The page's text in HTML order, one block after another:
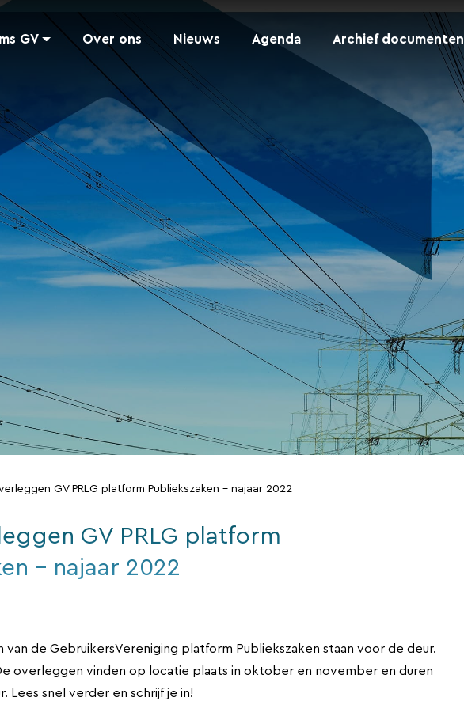
GV Over ons Nieuws Agenda Archief documenten
GV PRLG platform Publiekszaken - najaar 2022
GV PRLG platform
- najaar 2022
van de GebruikersVereniging platform Publiekszaken staan voor de deur.
overleggen vinden op locatie plaats in oktober en november en duren
Lees snel verder en schrijf je in!